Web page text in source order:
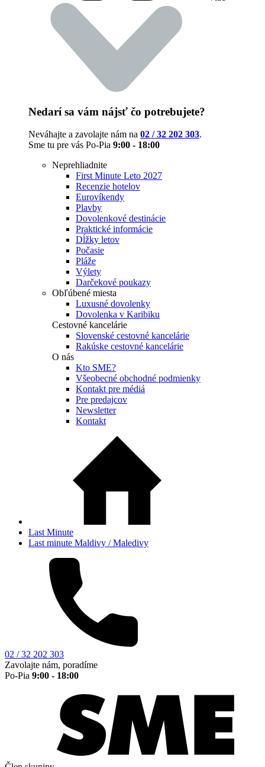
Nedarí sa vám nájsť čo potrebujete?
Neváhajte a zavolajte nám na 02 / 32 202 303.
Sme tu pre vás Po-Pia 9:00 - 18:00
Neprehliadnite
First Minute Leto 2027
Recenzie hotelov
Eurovíkendy
Plavby
Dovolenkové destinácie
Praktické informácie
Dĺžky letov
Počasie
Pláže
Výlety
Darčekové poukazy
Obľúbené miesta
Luxusné dovolenky
Dovolenka v Karibiku
Cestovné kancelárie
Slovenské cestovné kancelárie
Rakúske cestovné kancelárie
O nás
Kto SME?
Všeobecné obchodné podmienky
Kontakt pre médiá
Pre predajcov
Newsletter
Kontakt
Last Minute
Last minute Maldivy / Maledivy
02 / 32 202 303
Zavolajte nám, poradíme
Po-Pia 9:00 - 18:00